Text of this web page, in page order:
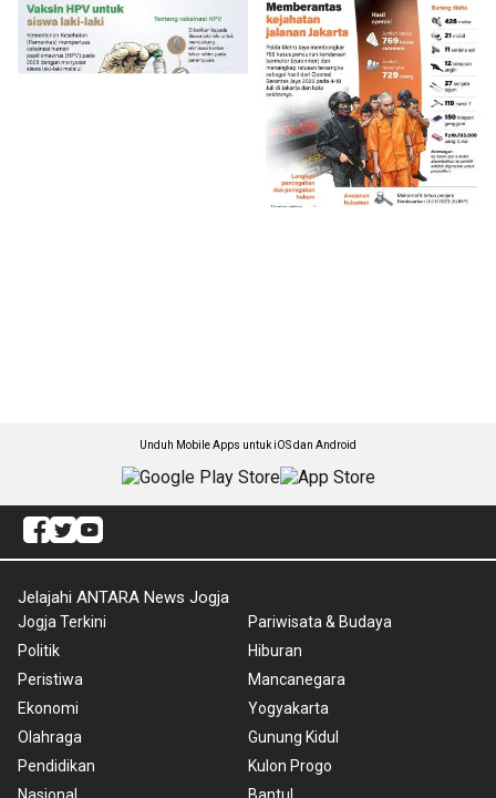
Unduh Mobile Apps untuk iOS dan Android
Jelajahi ANTARA News Jogja
Jogja Terkini
Politik
Peristiwa
Ekonomi
Olahraga
Pendidikan
Nasional
Pariwisata & Budaya
Hiburan
Mancanegara
Yogyakarta
Gunung Kidul
Kulon Progo
Bantul